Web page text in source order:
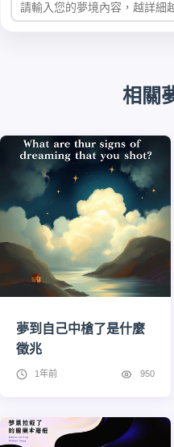
相關
夢到自己中槍了是什麼
徵兆
1年前 950